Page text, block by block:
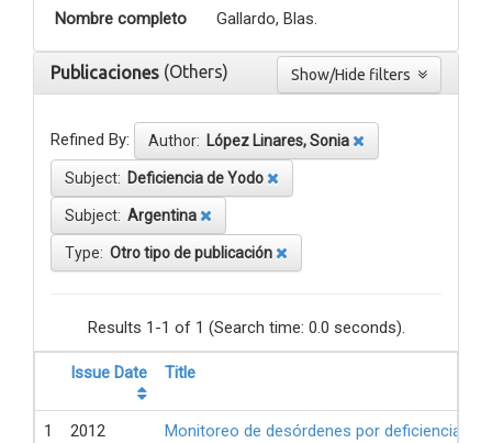
Nombre completo Gallardo, Blas.
Publicaciones (Others)
Refined By: Author: López Linares, Sonia
Subject: Deficiencia de Yodo
Subject: Argentina
Type: Otro tipo de publicación
Results 1-1 of 1 (Search time: 0.0 seconds).
Issue Date Title
1 2012 Monitoreo de desórdenes por deficiencia